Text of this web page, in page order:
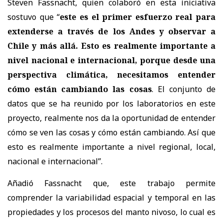
Steven Fassnacht, quien colaboró en esta iniciativa
sostuvo que “este es el primer esfuerzo real para
extenderse a través de los Andes y observar a
Chile y más allá. Esto es realmente importante a
nivel nacional e internacional, porque desde una
perspectiva climática, necesitamos entender
cómo están cambiando las cosas. El conjunto de
datos que se ha reunido por los laboratorios en este
proyecto, realmente nos da la oportunidad de entender
cómo se ven las cosas y cómo están cambiando. Así que
esto es realmente importante a nivel regional, local,
nacional e internacional”.
Añadió Fassnacht que, este trabajo permite
comprender la variabilidad espacial y temporal en las
propiedades y los procesos del manto nivoso, lo cual es